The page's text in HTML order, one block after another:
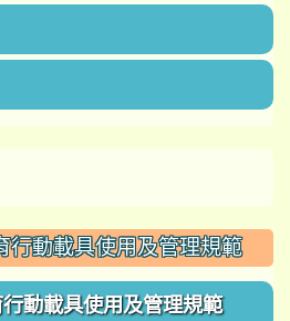
行動載具使用及管理規範
動載具使用及管理規範